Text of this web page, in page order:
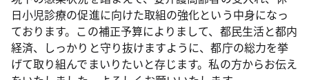
日小児診療の促進に向けた取組の強化という中身になっ
ております。この補正予算によりまして、都民生活と都内
経済、しっかりと守り抜けますように、都庁の総力を挙
げて取り組んでまいりたいと存じます。私の方からお伝え